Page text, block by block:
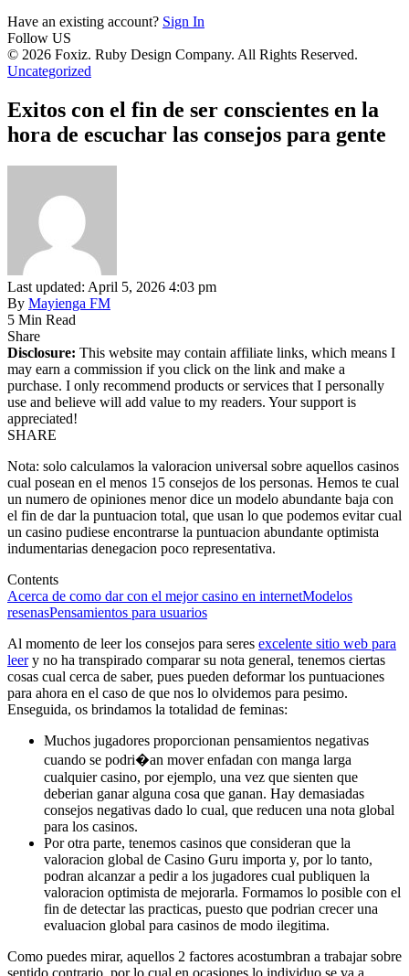
Have an existing account? Sign In
Follow US
© 2026 Foxiz. Ruby Design Company. All Rights Reserved.
Uncategorized
Exitos con el fin de ser conscientes en la
hora de escuchar las consejos para gente
Last updated: April 5, 2026 4:03 pm
By Mayienga FM
5 Min Read
Share
Disclosure: This website may contain affiliate links, which means I
may earn a commission if you click on the link and make a
purchase. I only recommend products or services that I personally
use and believe will add value to my readers. Your support is
appreciated!
SHARE
Nota: solo calculamos la valoracion universal sobre aquellos casinos
cual posean en el menos 15 consejos de los personas. Hemos te cual
un numero de opiniones menor dice un modelo abundante baja con
el fin de dar la puntuacion total, que usan lo que podemos evitar cual
un casino pudiese encontrarse la puntuacion abundante optimista
indumentarias denegacion poco representativa.
Contents
Acerca de como dar con el mejor casino en internetModelos
resenasPensamientos para usuarios
Al momento de leer los consejos para seres excelente sitio web para
leery no ha transpirado comparar su nota general, tenemos ciertas
cosas cual cerca de saber, pues pueden deformar los puntuaciones
para ahora en el caso de que nos lo olvidemos para pesimo.
Enseguida, os brindamos la totalidad de feminas:
Muchos jugadores proporcionan pensamientos negativas
cuando se podri�an mover enfadan con manga larga
cualquier casino, por ejemplo, una vez que sienten que
deberian ganar alguna cosa que ganan. Hay demasiadas
consejos negativas dado lo cual, que reducen una nota global
para los casinos.
Por otra parte, tenemos casinos que consideran que la
valoracion global de Casino Guru importa y, por lo tanto,
podran alcanzar a pedir a los jugadores cual publiquen la
valoracion optimista de mejorarla. Formamos lo posible con el
fin de detectar las practicas, puesto que podrian crecer una
evaluacion global para casinos de modo ilegitima.
Como puedes mirar, aquellos 2 factores acostumbran a trabajar sobre
sentido contrario, por lo cual en ocasiones lo individuo se va a